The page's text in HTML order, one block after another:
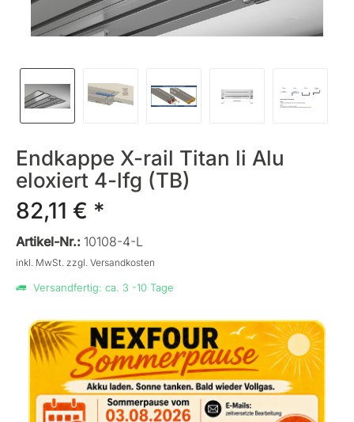
Endkappe X-rail Titan li Alu
eloxiert 4-lfg (TB)
82,11 € *
Artikel-Nr.: 10108-4-L
inkl. MwSt. zzgl. Versandkosten
Versandfertig: ca. 3 -10 Tage